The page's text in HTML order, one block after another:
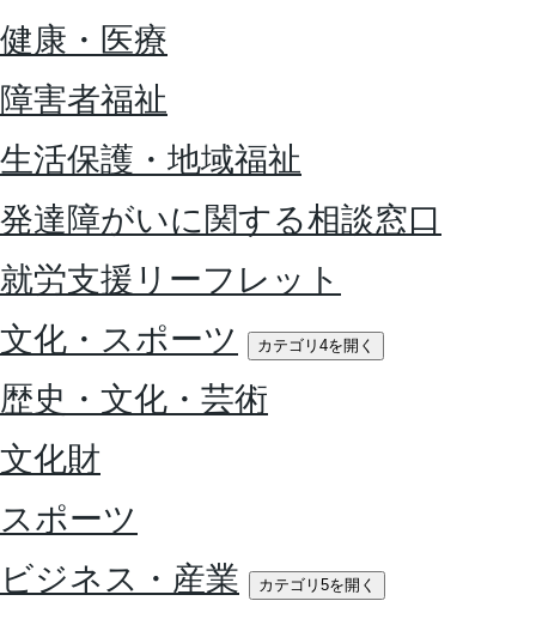
健康・医療
障害者福祉
生活保護・地域福祉
発達障がいに関する相談窓口
就労支援リーフレット
文化・スポーツ
カテゴリ4を開く
歴史・文化・芸術
文化財
スポーツ
ビジネス・産業
カテゴリ5を開く